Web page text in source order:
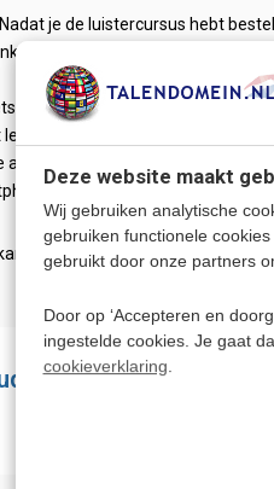
Deze website maakt
Wij gebruiken analytische
gebruiken functionele
gebruikt door onze partners
Door op ‘Accepteren en
ingestelde cookies. Je gaat
cookieverklaring.
je de luistercursus hebt
minuten de gegevens van je
duurt het downloaden
van de Sardische taal!
audio-bestanden gebruiken op de
je niet makkelijker een taal leren!
Sardisch -